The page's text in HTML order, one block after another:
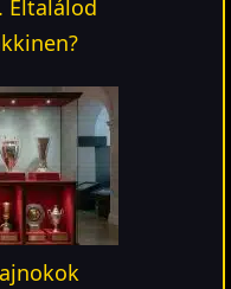
Eltalálod